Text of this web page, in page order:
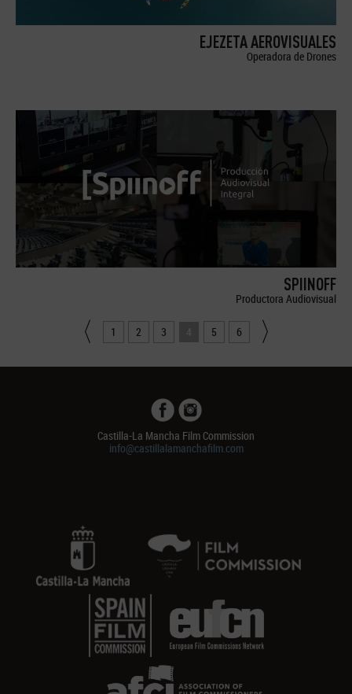
EJEZETA AEROVISUALES
Operadora de Drones
SPIINOFF
Productora Audiovisual
1 2 3 4 5 6
Castilla-La Mancha Film Commission
info@castillalamanchafilm.com